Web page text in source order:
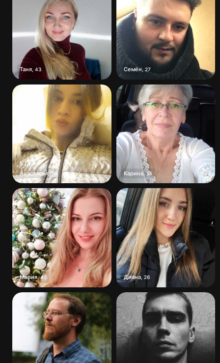
Таня 43 Семён 27
Анастасия,28 Карина,55
Мария,43 Диана, 26